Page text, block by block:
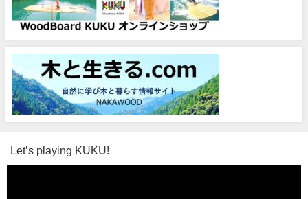
Let’s playing KUKU!